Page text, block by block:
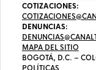
COTIZACIONES:
DENUNCIAS:
MAPA DEL SITIO
BOGOTÁ, D.C. –
POLÍTICAS